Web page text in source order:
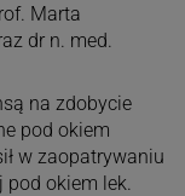
Marta
dr n. med.
na zdobycie
pod okiem
w zaopatrywaniu
pod okiem lek.